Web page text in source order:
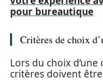
pour bureautique
Critères de choix
Lors du choix
critères doivent